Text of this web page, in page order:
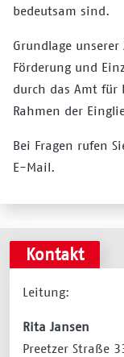
bedeutsam sind.
Grundlage
Förderung und
durch das Amt für
Rahmen der
Bei Fragen rufen
E-Mail.
Kontakt
Leitung:
Rita Jansen
Preetzer Straße